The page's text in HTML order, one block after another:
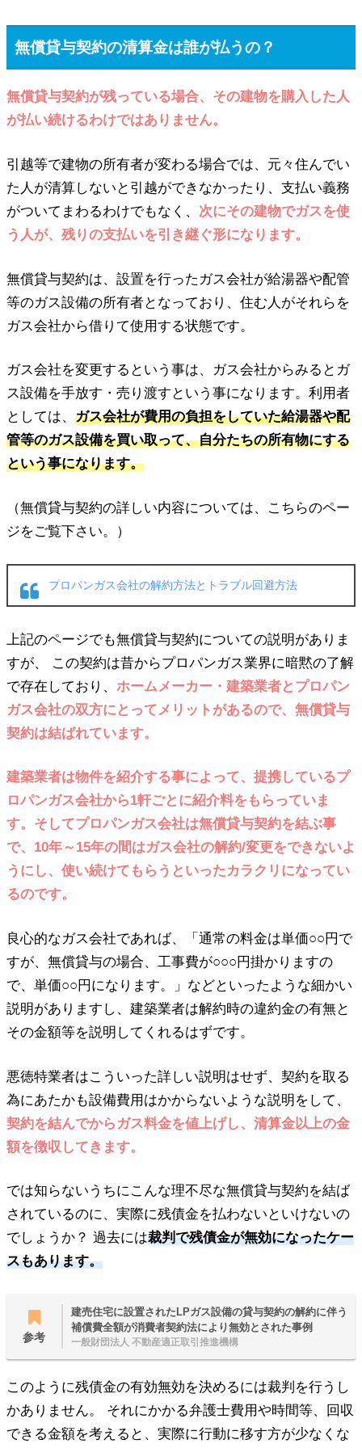
無償貸与契約の清算金は誰が払うの？
無償貸与契約が残っている場合、その建物を購入した人
が払い続けるわけではありません。
引越等で建物の所有者が変わる場合では、元々住んでい
た人が清算しないと引越ができなかったり、支払い義務
がついてまわるわけでもなく、 次にその建物でガスを使
う人が、残りの支払いを引き継ぐ形になります。
無償貸与契約は、設置を行ったガス会社が給湯器や配管
等のガス設備の所有者となっており、住む人がそれらを
ガス会社から借りて使用する状態です。
ガス会社を変更するという事は、ガス会社からみるとガ
ス設備を手放す・売り渡すという事になります。利用者
としては、 ガス会社が費用の負担をしていた給湯器や配
管等のガス設備を買い取って、自分たちの所有物にする
という事になります。
（無償貸与契約の詳しい内容については、こちらのペー
ジをご覧下さい。）
プロパンガス会社の解約方法とトラブル回避方法
上記のページでも無償貸与契約についての説明がありま
すが、 この契約は昔からプロパンガス業界に暗黙の了解
で存在しており、 ホームメーカー・建築業者とプロパン
ガス会社の双方にとってメリットがあるので、無償貸与
契約は結ばれています。
建築業者は物件を紹介する事によって、提携しているプ
ロパンガス会社から1軒ごとに紹介料をもらっていま
す。そしてプロパンガス会社は無償貸与契約を結ぶ事
で、10年～15年の間はガス会社の解約/変更をできないよ
うにし、使い続けてもらうといったカラクリになってい
るのです。
良心的なガス会社であれば、「通常の料金は単価○○円で
すが、無償貸与の場合、工事費が○○○円掛かりますの
で、単価○○円になります。」などといったような細かい
説明がありますし、建築業者は解約時の違約金の有無と
その金額等を説明してくれるはずです。
悪徳特業者はこういった詳しい説明はせず、契約を取る
為にあたかも設備費用はかからないような説明をして、
契約を結んでからガス料金を値上げし、清算金以上の金
額を徴収してきます。
では知らないうちにこんな理不尽な無償貸与契約を結ば
されているのに、実際に残債金を払わないといけないの
でしょうか？ 過去には裁判で残債金が無効になったケー
スもあります。
参考
建売住宅に設置されたLPガス設備の貸与契約の解約に伴う
補償費全額が消費者契約法により無効とされた事例
一般財団法人 不動産適正取引推進機構
このように残債金の有効無効を決めるには裁判を行うし
かありません。 それにかかる弁護士費用や時間等、回収
できる金額を考えると、実際に行動に移す方が少なくな